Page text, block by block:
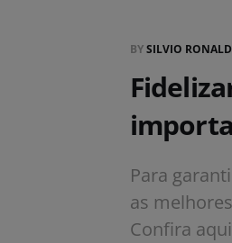
BYSILVIO
Para
as
Confira